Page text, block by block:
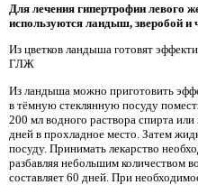
Для лечения гипертрофии левого
используются ландыш, зверобой и
Из цветков ландыша готовят
ГЛЖ
Из ландыша можно приготовить
в тёмную стеклянную посуду
200 мл водного раствора спирта
дней в прохладное место. Затем
посуду. Принимать лекарство
разбавляя небольшим количеством
составляет 60 дней. При